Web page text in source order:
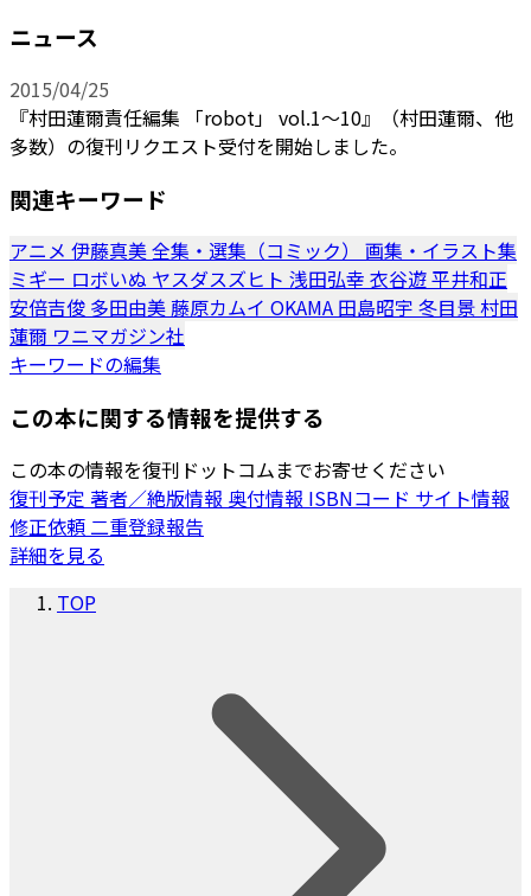
ニュース
2015/04/25
『村田蓮爾責任編集 「robot」 vol.1～10』（村田蓮爾、他
多数）の復刊リクエスト受付を開始しました。
関連キーワード
アニメ 伊藤真美全集・選集（コミック） 画集・イラスト集
ミギー ロボいぬ ヤスダスズヒト 浅田弘幸 衣谷遊平井和正
安倍吉俊 多田由美 藤原カムイ OKAMA 田島昭宇 冬目景村田
蓮爾 ワニマガジン社
キーワードの編集
この本に関する情報を提供する
この本の情報を復刊ドットコムまでお寄せください
復刊予定 著者／絶版情報 奥付情報 ISBNコード サイト情報
修正依頼 二重登録報告
詳細を見る
TOP